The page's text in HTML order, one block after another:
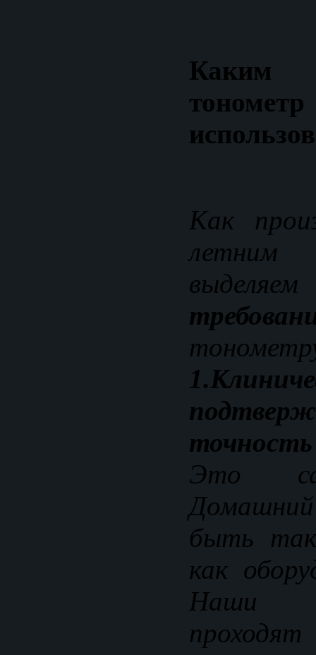
Каким
Как
точность
Это
быть
как
Наши